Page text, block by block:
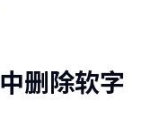
删除软字